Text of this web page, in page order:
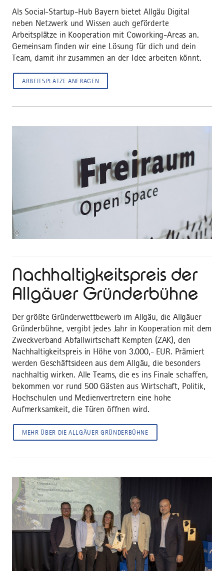
Als Social-Startup-Hub Bayern bietet Allgäu Digital
neben Netzwerk und Wissen auch geförderte
Arbeitsplätze in Kooperation mit Coworking-Areas an.
Gemeinsam finden wir eine Lösung für dich und dein
Team, damit ihr zusammen an der Idee arbeiten könnt.
ARBEITSPLÄTZE ANFRAGEN
©
Nachhaltigkeitspreis der
Allgäuer Gründerbühne
Der größte Gründerwettbewerb im Allgäu, die Allgäuer
Gründerbühne, vergibt jedes Jahr in Kooperation mit dem
Zweckverband Abfallwirtschaft Kempten (ZAK), den
Nachhaltigkeitspreis in Höhe von 3.000,- EUR. Prämiert
werden Geschäftsideen aus dem Allgäu, die besonders
nachhaltig wirken. Alle Teams, die es ins Finale schaffen,
bekommen vor rund 500 Gästen aus Wirtschaft, Politik,
Hochschulen und Medienvertretern eine hohe
Aufmerksamkeit, die Türen öffnen wird.
MEHR ÜBER DIE ALLGÄUER GRÜNDERBÜHNE